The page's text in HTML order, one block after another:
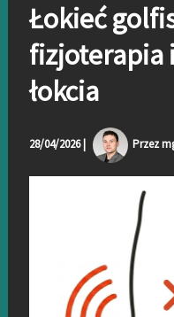
Łokieć
fizjoterapia
łokcia
28/04/2026| Przez